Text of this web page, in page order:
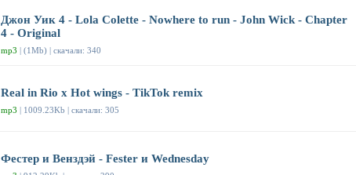
Джон Уик 4 - Lola Colette - Nowhere to run - John Wick - Chapter
4 - Original
mp3 | (1Mb) | скачали: 340
Real in Rio x Hot wings - TikTok remix
mp3 | 1009.23Kb | скачали: 305
Фестер и Венздэй - Fester и Wednesday